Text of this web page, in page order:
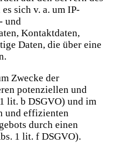
sich v. a. um IP-
und
Kontaktdaten,
Daten, die über eine
Zwecke der
potenziellen und
lit. b DSGVO) und im
und effizienten
durch einen
1 lit. f DSGVO).